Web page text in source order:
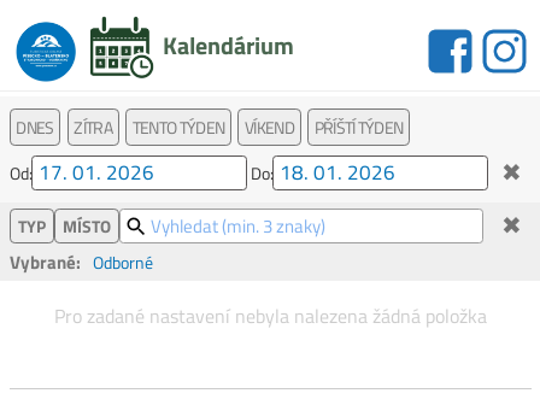
Kalendárium
DNES ZÍTRA TENTO TÝDEN VÍKEND
PŘÍŠTÍ TÝDEN
Od:
Do: ✖
TYP MÍSTO ✖
Vybrané: Odborné
Pro zadané nastavení nebyla nalezena žádná položka